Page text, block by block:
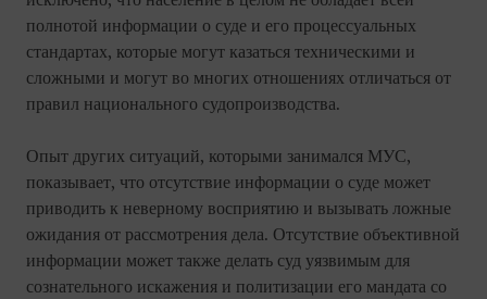
полнотой информации о суде и его процессуальных
стандартах, которые могут казаться техническими и
сложными и могут во многих отношениях отличаться от
правил национального судопроизводства.
Опыт других ситуаций, которыми занимался МУС,
показывает, что отсутствие информации о суде может
приводить к неверному восприятию и вызывать ложные
ожидания от рассмотрения дела. Отсутствие объективной
информации может также делать суд уязвимым для
сознательного искажения и политизации его мандата со